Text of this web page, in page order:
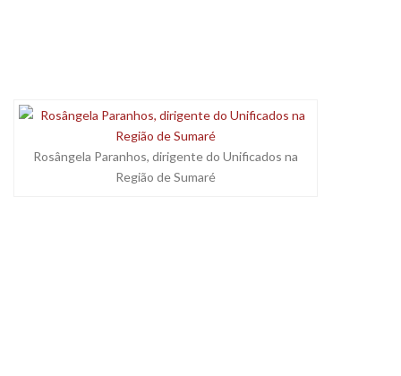
Rosângela Paranhos, dirigente do Unificados na
Região de Sumaré